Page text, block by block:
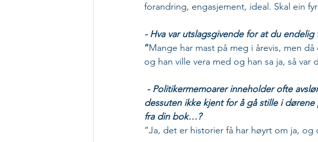
forandring, engasjement, ideal. Skal ein
- Hva var utslagsgivende for at du
“Mange har mast på meg i årevis, men
og han ville vera med og han sa ja, så var
- Politikermemoarer inneholder ofte
dessuten ikke kjent for å gå stille i
fra din bok…?
“Ja, det er historier få har høyrt om ja,